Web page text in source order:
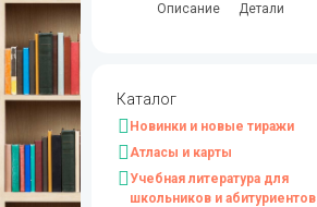
Описание Детали
Каталог
Новинки и новые тиражи
Атласы и карты
Учебная литература для
школьников и абитуриентов